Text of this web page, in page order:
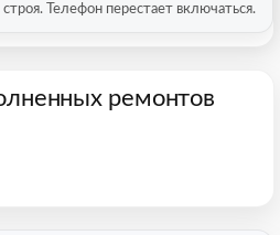
Телефон перестает включаться.
ремонтов